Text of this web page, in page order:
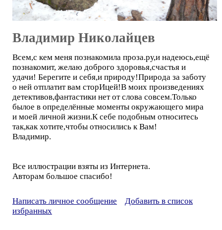
Владимир Николайцев
Всем,c кем меня познакомила проза.ру,и надеюсь,ещё
познакомит, желаю доброго здоровья,счастья и
удачи! Берегите и себя,и природу!Природа за заботу
о ней отплатит вам сторИцей!В моих произведениях
детективов,фантастики нет от слова совсем.Только
былое в определённые моменты окружающего мира
и моей личной жизни.К себе подобным относитесь
так,как хотите,чтобы относились к Вам!
Владимир.
Все иллюстрации взяты из Интернета.
Авторам большое спасибо!
Написать личное сообщение
Добавить в список
избранных